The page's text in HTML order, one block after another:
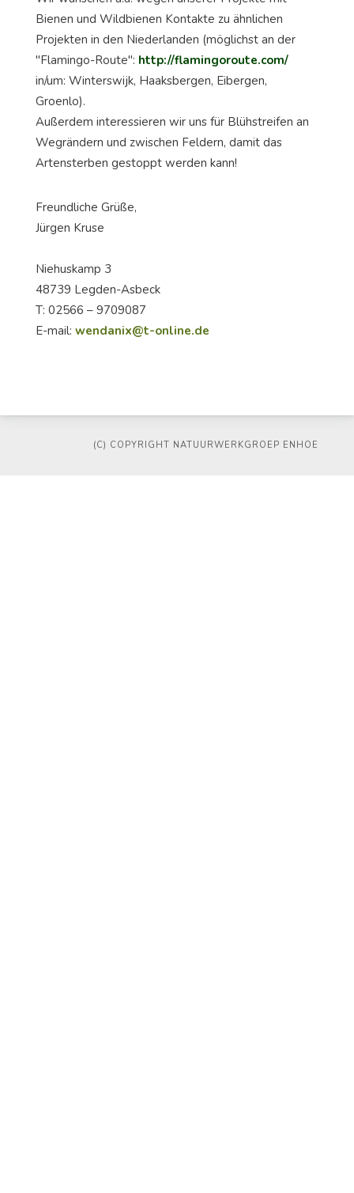
Bienen und Wildbienen Kontakte zu ähnlichen
Projekten in den Niederlanden (möglichst an der
"Flamingo-Route": http://flamingoroute.com/
in/um: Winterswijk, Haaksbergen, Eibergen,
Groenlo).
Außerdem interessieren wir uns für Blühstreifen an
Wegrändern und zwischen Feldern, damit das
Artensterben gestoppt werden kann!
Freundliche Grüße,
Jürgen Kruse
Niehuskamp 3
48739 Legden-Asbeck
T: 02566 – 9709087
E-mail: wendanix@t-online.de
(C) COPYRIGHT NATUURWERKGROEP ENHOE